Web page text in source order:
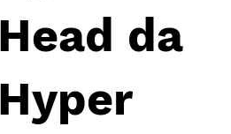
Head da
Hyper